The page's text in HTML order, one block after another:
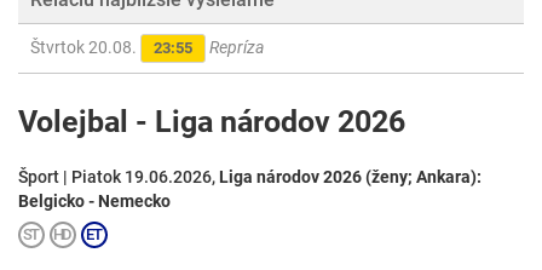
Štvrtok 20.08. 23:55 Repríza
Volejbal - Liga národov 2026
Šport | Piatok 19.06.2026, Liga národov 2026 (ženy; Ankara):
Belgicko - Nemecko